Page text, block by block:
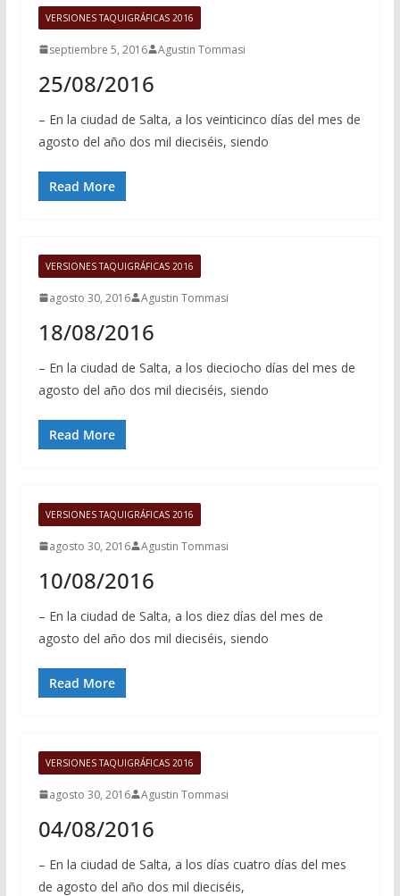
VERSIONES TAQUIGRÁFICAS 2016
septiembre 5, 2016 Agustin Tommasi
25/08/2016
– En la ciudad de Salta, a los veinticinco días del mes de
agosto del año dos mil dieciséis, siendo
Read More
VERSIONES TAQUIGRÁFICAS 2016
agosto 30, 2016 Agustin Tommasi
18/08/2016
– En la ciudad de Salta, a los dieciocho días del mes de
agosto del año dos mil dieciséis, siendo
Read More
VERSIONES TAQUIGRÁFICAS 2016
agosto 30, 2016 Agustin Tommasi
10/08/2016
– En la ciudad de Salta, a los diez días del mes de
agosto del año dos mil dieciséis, siendo
Read More
VERSIONES TAQUIGRÁFICAS 2016
agosto 30, 2016 Agustin Tommasi
04/08/2016
– En la ciudad de Salta, a los días cuatro días del mes
de agosto del año dos mil dieciséis,